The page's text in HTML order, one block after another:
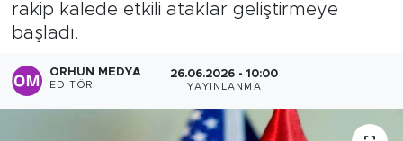
rakip kalede etkili ataklar geliştirmeye
başladı.
ORHUN MEDYA
EDITÖR
26.06.2026 - 10:00
YAYINLANMA
Sanat
Spor